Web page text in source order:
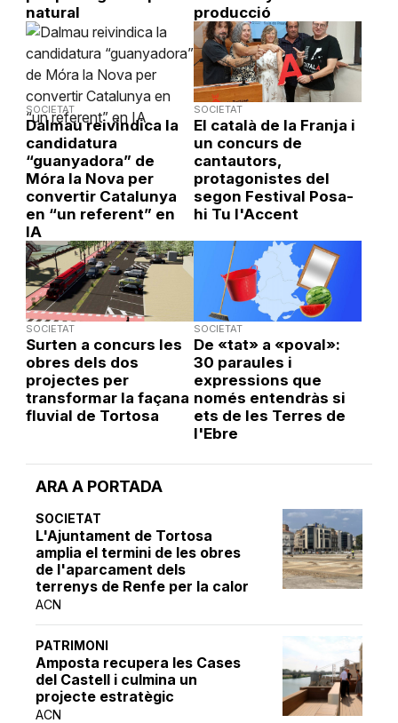
ARA A PORTADA
SOCIETAT
L'Ajuntament de Tortosa
amplia el termini de les obres
de l'aparcament dels
terrenys de Renfe per la calor
ACN
PATRIMONI
Amposta recupera les Cases
del Castell i culmina un
projecte estratègic
ACN
natural
producció
SOCIETAT
Dalmau reivindica la
candidatura
“guanyadora” de
Móra la Nova per
convertir Catalunya
en “un referent” en
IA
SOCIETAT
El català de la Franja i
un concurs de
cantautors,
protagonistes del
segon Festival Posa-
hi Tu l'Accent
SOCIETAT
Surten a concurs les
obres dels dos
projectes per
transformar la façana
fluvial de Tortosa
SOCIETAT
De «tat» a «poval»:
30 paraules i
expressions que
només entendràs si
ets de les Terres de
l'Ebre